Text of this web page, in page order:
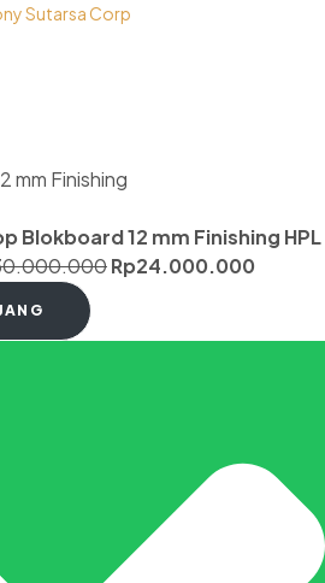
Sutarsa Corp
Blokboard 12 mm Finishing HPL
Rp24.000.000